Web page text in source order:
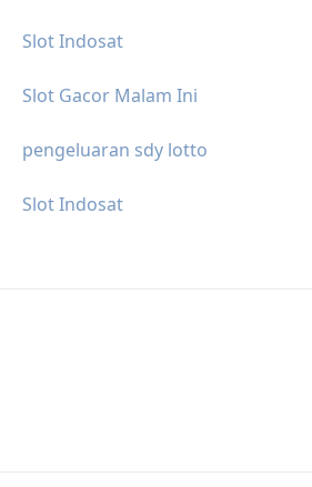
Slot Indosat
Slot Gacor Malam Ini
pengeluaran sdy lotto
Slot Indosat